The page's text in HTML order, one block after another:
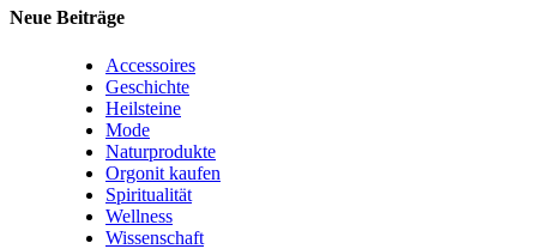
Neue Beiträge
Accessoires
Geschichte
Heilsteine
Mode
Naturprodukte
Orgonit kaufen
Spiritualität
Wellness
Wissenschaft